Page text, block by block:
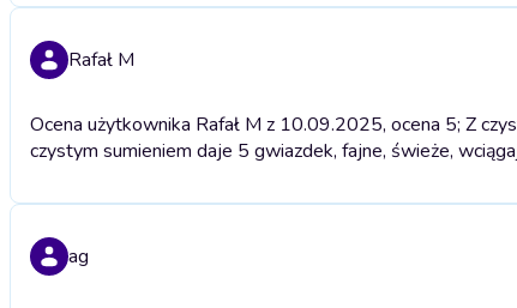
Rafał M
Ocena użytkownika Rafał M z 10.09.2025, ocena 5; Z
czystym sumieniem daje 5 gwiazdek, fajne, świeże,
ag